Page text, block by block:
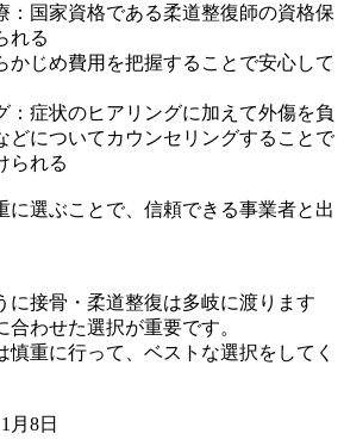
：国家資格である柔道整復師の資格保
れる
かじめ費用を把握することで安心して
：症状のヒアリングに加えて外傷を負
どについてカウンセリングすることで
られる
に選ぶことで、信頼できる事業者と出
に接骨・柔道整復は多岐に渡ります
わせた選択が重要です。
慎重に行って、ベストな選択をしてく
月8日